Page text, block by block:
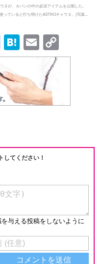
ヌが、カバンの中の必須アイテムを公開した。
っていると打ち明けたASTROチャウヌ。(写真...
F
a
c
e
b
k
H
at
e
n
a
E
m
ail
o
Li
してください！